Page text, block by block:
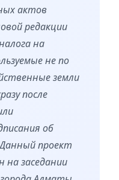
актов
редакции
на
не по
земли
после
об
проект
на заседании